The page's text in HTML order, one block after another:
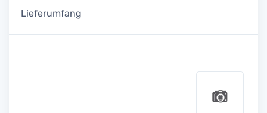
Lieferumfang